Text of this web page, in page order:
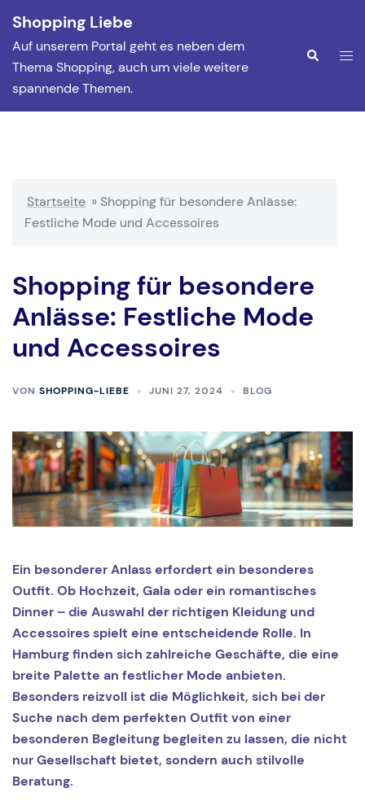
Inhalt
springen
Shopping Liebe
Auf unserem Portal geht es neben dem
Thema Shopping, auch um viele weitere
spannende Themen.
Suche
Startseite » Shopping für besondere Anlässe:
Festliche Mode und Accessoires
Shopping für besondere
Anlässe: Festliche Mode
und Accessoires
VON SHOPPING-LIEBE JUNI 27, 2024 BLOG
Ein besonderer Anlass erfordert ein besonderes
Outfit. Ob Hochzeit, Gala oder ein romantisches
Dinner – die Auswahl der richtigen Kleidung und
Accessoires spielt eine entscheidende Rolle. In
Hamburg finden sich zahlreiche Geschäfte, die eine
breite Palette an festlicher Mode anbieten.
Besonders reizvoll ist die Möglichkeit, sich bei der
Suche nach dem perfekten Outfit von einer
besonderen Begleitung begleiten zu lassen, die nicht
nur Gesellschaft bietet, sondern auch stilvolle
Beratung.